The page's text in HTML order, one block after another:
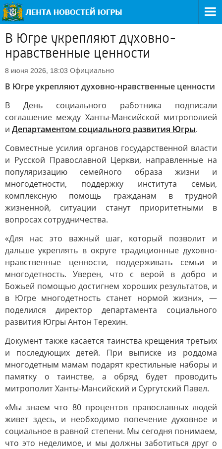
В Югре укрепляют духовно-
нравственные ценности
8 июня 2026, 18:03 Официально
В Югре укрепляют духовно-нравственные ценности
В День социального работника подписали
соглашение между Ханты-Мансийской митрополией
и Департаментом социального развития Югры.
Совместные усилия органов государственной власти
и Русской Православной Церкви, направленные на
популяризацию семейного образа жизни и
многодетности, поддержку института семьи,
комплексную помощь гражданам в трудной
жизненной, ситуации станут приоритетными в
вопросах сотрудничества.
«Для нас это важный шаг, который позволит и
дальше укреплять в округе традиционные духовно-
нравственные ценности, поддерживать семьи и
многодетность. Уверен, что с верой в добро и
Божьей помощью достигнем хороших результатов, и
в Югре многодетность станет нормой жизни», —
поделился директор департамента социального
развития Югры Антон Терехин.
Документ также касается таинства крещения третьих
и последующих детей. При выписке из роддома
многодетным мамам подарят крестильные наборы и
памятку о таинстве, а обряд будет проводить
митрополит Ханты-Мансийский и Сургутский Павел.
«Мы знаем что 80 процентов православных людей
живет здесь, и необходимо попечение духовное и
социальное в равной степени. Мы сегодня понимаем,
что это неделимое, и мы должны заботиться друг о